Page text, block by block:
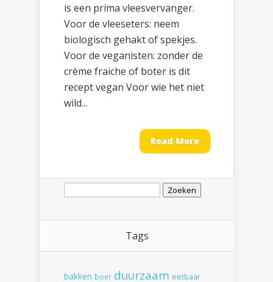
is een prima vleesvervanger.
Voor de vleeseters: neem
biologisch gehakt of spekjes.
Voor de veganisten: zonder de
crème fraiche of boter is dit
recept vegan Voor wie het niet
wild...
Read More
Zoeken
Tags
bakken boer duurzaam eetbaar